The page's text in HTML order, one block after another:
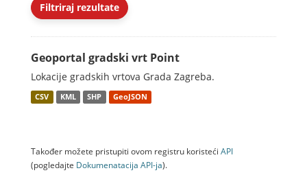
Filtriraj rezultate
Geoportal gradski vrt Point
Lokacije gradskih vrtova Grada Zagreba.
CSV KML SHP GeoJSON
Također možete pristupiti ovom registru koristeći API
(pogledajte Dokumenаtаcijа API-jа).